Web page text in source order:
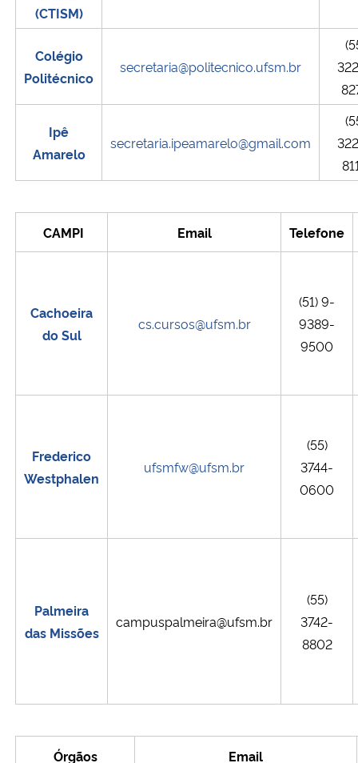
(CTISM)
Colégio
Politécnico
secretaria@politecnico.ufsm.br
Ipê
Amarelo
secretaria.ipeamarelo@gmail.com
CAMPI Email Telefone
Cachoeira
do Sul
cs.cursos@ufsm.br
(51) 9-
9389-
9500
Frederico
Westphalen
ufsmfw@ufsm.br
(55)
3744-
0600
Palmeira
das Missões
campuspalmeira@ufsm.br
(55)
3742-
8802
Órgãos Email